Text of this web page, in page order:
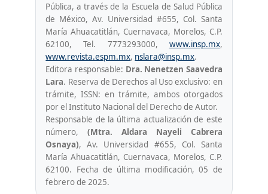
Pública, a través de la Escuela de Salud Pública
de México, Av. Universidad #655, Col. Santa
María Ahuacatitlán, Cuernavaca, Morelos, C.P.
62100, Tel. 7773293000, www.insp.mx,
www.revista.espm.mx, nslara@insp.mx.
Editora responsable: Dra. Nenetzen Saavedra
Lara. Reserva de Derechos al Uso exclusivo: en
trámite, ISSN: en trámite, ambos otorgados
por el Instituto Nacional del Derecho de Autor.
Responsable de la última actualización de este
número,(Mtra. Aldara Nayeli Cabrera
Osnaya), Av. Universidad #655, Col. Santa
María Ahuacatitlán, Cuernavaca, Morelos, C.P.
62100. Fecha de última modificación, 05 de
febrero de 2025.